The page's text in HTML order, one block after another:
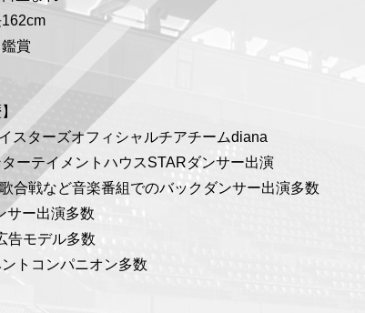
賞
】
スターズオフィシャルチアチームdiana
ーテイメントハウスSTARダンサー出演
合戦など音楽番組でのバックダンサー出演多数
サー出演多数
告モデル多数
トコンパニオン多数